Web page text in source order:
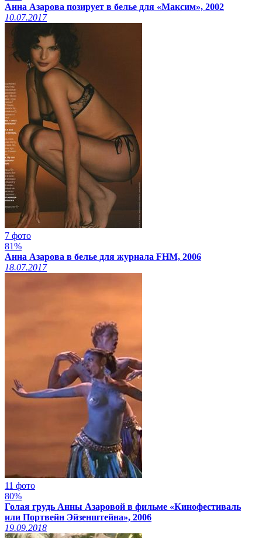
Анна Азарова позирует в белье для «Максим», 2002
10.07.2017
7 фото
81%
Анна Азарова в белье для журнала FHM, 2006
18.07.2017
11 фото
80%
Голая грудь Анны Азаровой в фильме «Кинофестиваль
или Портвейн Эйзенштейна», 2006
19.09.2018